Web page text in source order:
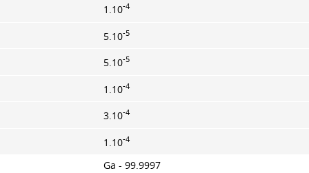
1.10-4
5.10-5
5.10-5
1.10-4
3.10-4
1.10-4
Ga - 99.9997